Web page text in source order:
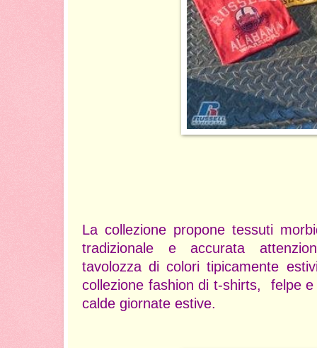
La collezione propone tessuti
tradizionale e accurata
tavolozza di colori tipicamente
collezione fashion di t-shirts, felpe
calde giornate estive.